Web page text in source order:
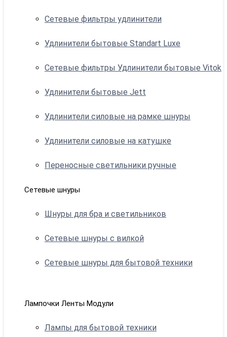
Сетевые фильтры удлинители
Удлинители бытовые Standart Luxe
Сетевые фильтры Удлинители бытовые Vitok
Удлинители бытовые Jett
Удлинители силовые на рамке шнуры
Удлинители силовые на катушке
Переносные светильники ручные
Сетевые шнуры
Шнуры для бра и светильников
Сетевые шнуры с вилкой
Сетевые шнуры для бытовой техники
Лампочки Ленты Модули
Лампы для бытовой техники